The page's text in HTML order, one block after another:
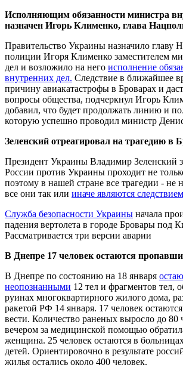
Исполняющим обязанности министра
назначен Игорь Клименко, глава
Правительство Украины назначило главу
полиции Игоря Клименко заместителем
дел и возложило на него исполнение
внутренних дел. Следствие в ближайшее
причину авиакатастрофы в Броварах и
вопросы общества, подчеркнул Игорь
добавил, что будет продолжать линию и
которую успешно проводил министр
Зеленский отреагировал на трагедию в
Президент Украины Владимир Зеленский
России против Украины проходит не
поэтому в нашей стране все трагедии - не
все они так или иначе являются
Служба безопасности Украины начала
падения вертолета в городе Бровары под
Рассматривается три версии аварии
В Днепре 17 человек остаются
В Днепре по состоянию на 18 января
неопознанными 12 тел и фрагментов тел,
руинах многоквартирного жилого дома,
ракетой РФ 14 января. 17 человек
вести. Количество раненых выросло до 80
вечером за медицинской помощью
женщина. 25 человек остаются в
детей. Ориентировочно в результате
жилья остались около 400 человек.